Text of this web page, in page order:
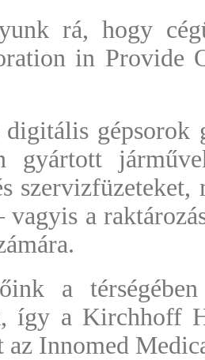
rá, hogy
in Provide
gépsorok
gyártott
vagyis a
a
így a Kirchhoff
Innomed